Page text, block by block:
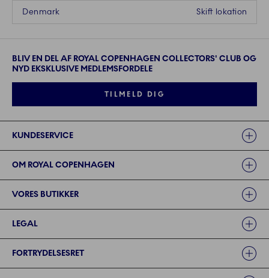
Skift lokation
Denmark
BLIV EN DEL AF ROYAL COPENHAGEN COLLECTORS' CLUB OG
NYD EKSKLUSIVE MEDLEMSFORDELE
TILMELD DIG
KUNDESERVICE
OM ROYAL COPENHAGEN
VORES BUTIKKER
LEGAL
FORTRYDELSESRET